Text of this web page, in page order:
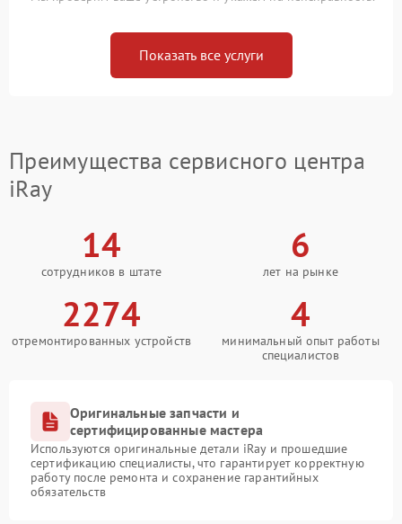
Показать все услуги
Преимущества сервисного центра
iRay
14
сотрудников в штате
6
лет на рынке
2274
отремонтированных устройств
4
минимальный опыт работы
специалистов
Оригинальные запчасти и
сертифицированные мастера
Используются оригинальные детали iRay и прошедшие
сертификацию специалисты, что гарантирует корректную
работу после ремонта и сохранение гарантийных
обязательств